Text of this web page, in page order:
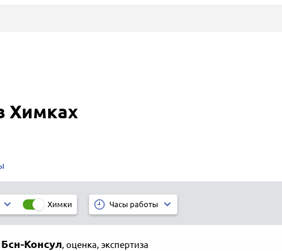
Химках
Химки Часы работы
Бсн-Консул, оценка, экспертиза